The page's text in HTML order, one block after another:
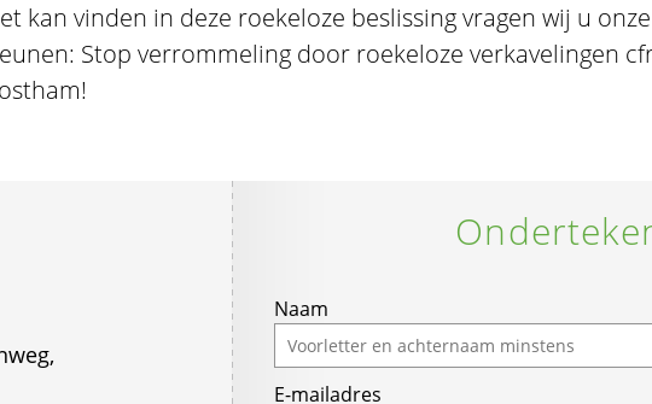
kan vinden in deze roekeloze beslissing vragen wij u
Stop verrommeling door roekeloze verkavelingen
Naam
E-mailadres